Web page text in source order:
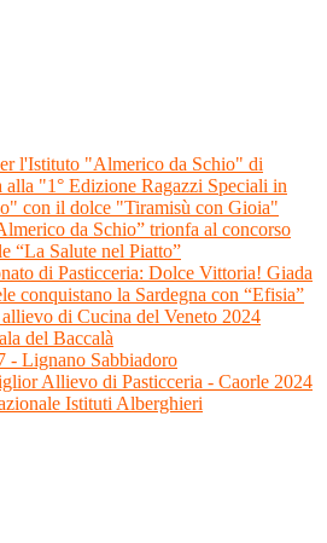
l'Istituto "Almerico da Schio" di
alla "1° Edizione Ragazzi Speciali in
con il dolce "Tiramisù con Gioia"
da Schio” trionfa al concorso
“La Salute nel Piatto”
di Pasticceria: Dolce Vittoria! Giada
conquistano la Sardegna con “Efisia”
di Cucina del Veneto 2024
del Baccalà
- Lignano Sabbiadoro
Allievo di Pasticceria - Caorle 2024
Istituti Alberghieri